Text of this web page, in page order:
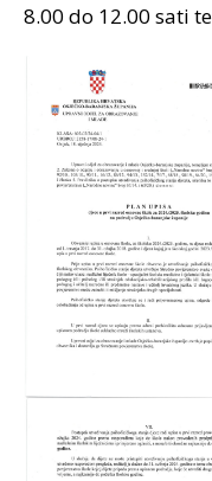
8.00 do 12.00 sati